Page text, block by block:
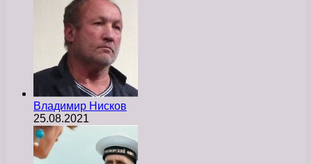
Владимир Нисков
25.08.2021